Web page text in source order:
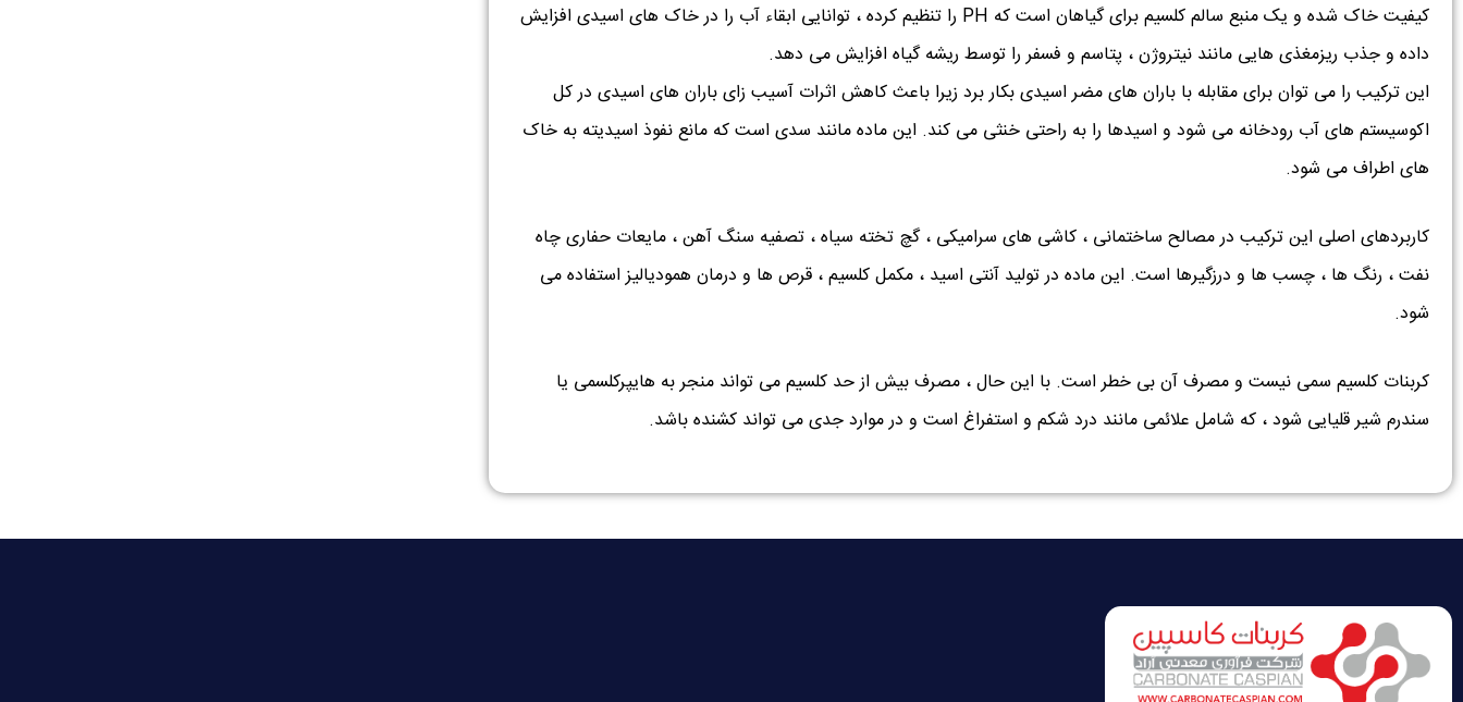
کیفیت خاک شده و یک منبع سالم کلسیم برای گیاهان است که PH را تنظیم کرده ، توانایی ابقاء آب را در خاک های اسیدی افزایش
داده و جذب ریزمغذی هایی مانند نیتروژن ، پتاسم و فسفر را توسط ریشه گیاه افزایش می دهد.
این ترکیب را می توان برای مقابله با باران های مضر اسیدی بکار برد زیرا باعث کاهش اثرات آسیب زای باران های اسیدی در کل
اکوسیستم های آب رودخانه می شود و اسیدها را به راحتی خنثی می کند. این ماده مانند سدی است که مانع نفوذ اسیدیته به خاک
های اطراف می شود.
کاربردهای اصلی این ترکیب در مصالح ساختمانی ، کاشی های سرامیکی ، گچ تخته سیاه ، تصفیه سنگ آهن ، مایعات حفاری چاه
نفت ، رنگ ها ، چسب ها و درزگیرها است. این ماده در تولید آنتی اسید ، مکمل کلسیم ، قرص ها و درمان همودیالیز استفاده می
شود.
کربنات کلسیم سمی نیست و مصرف آن بی خطر است. با این حال ، مصرف بیش از حد کلسیم می تواند منجر به هایپرکلسمی یا
سندرم شیر قلیایی شود ، که شامل علائمی مانند درد شکم و استفراغ است و در موارد جدی می تواند کشنده باشد.